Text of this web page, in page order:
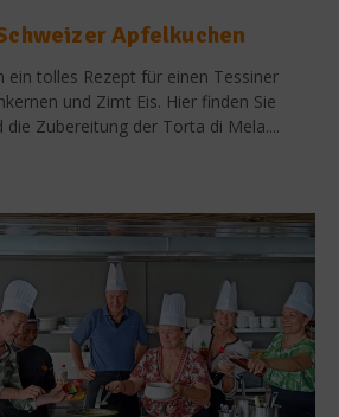
Apfelkuchen
ein tolles Rezept für einen Tessiner
und Zimt Eis. Hier finden Sie
Zubereitung der Torta di Mela....